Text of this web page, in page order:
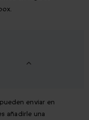
enviar en
añadirle una